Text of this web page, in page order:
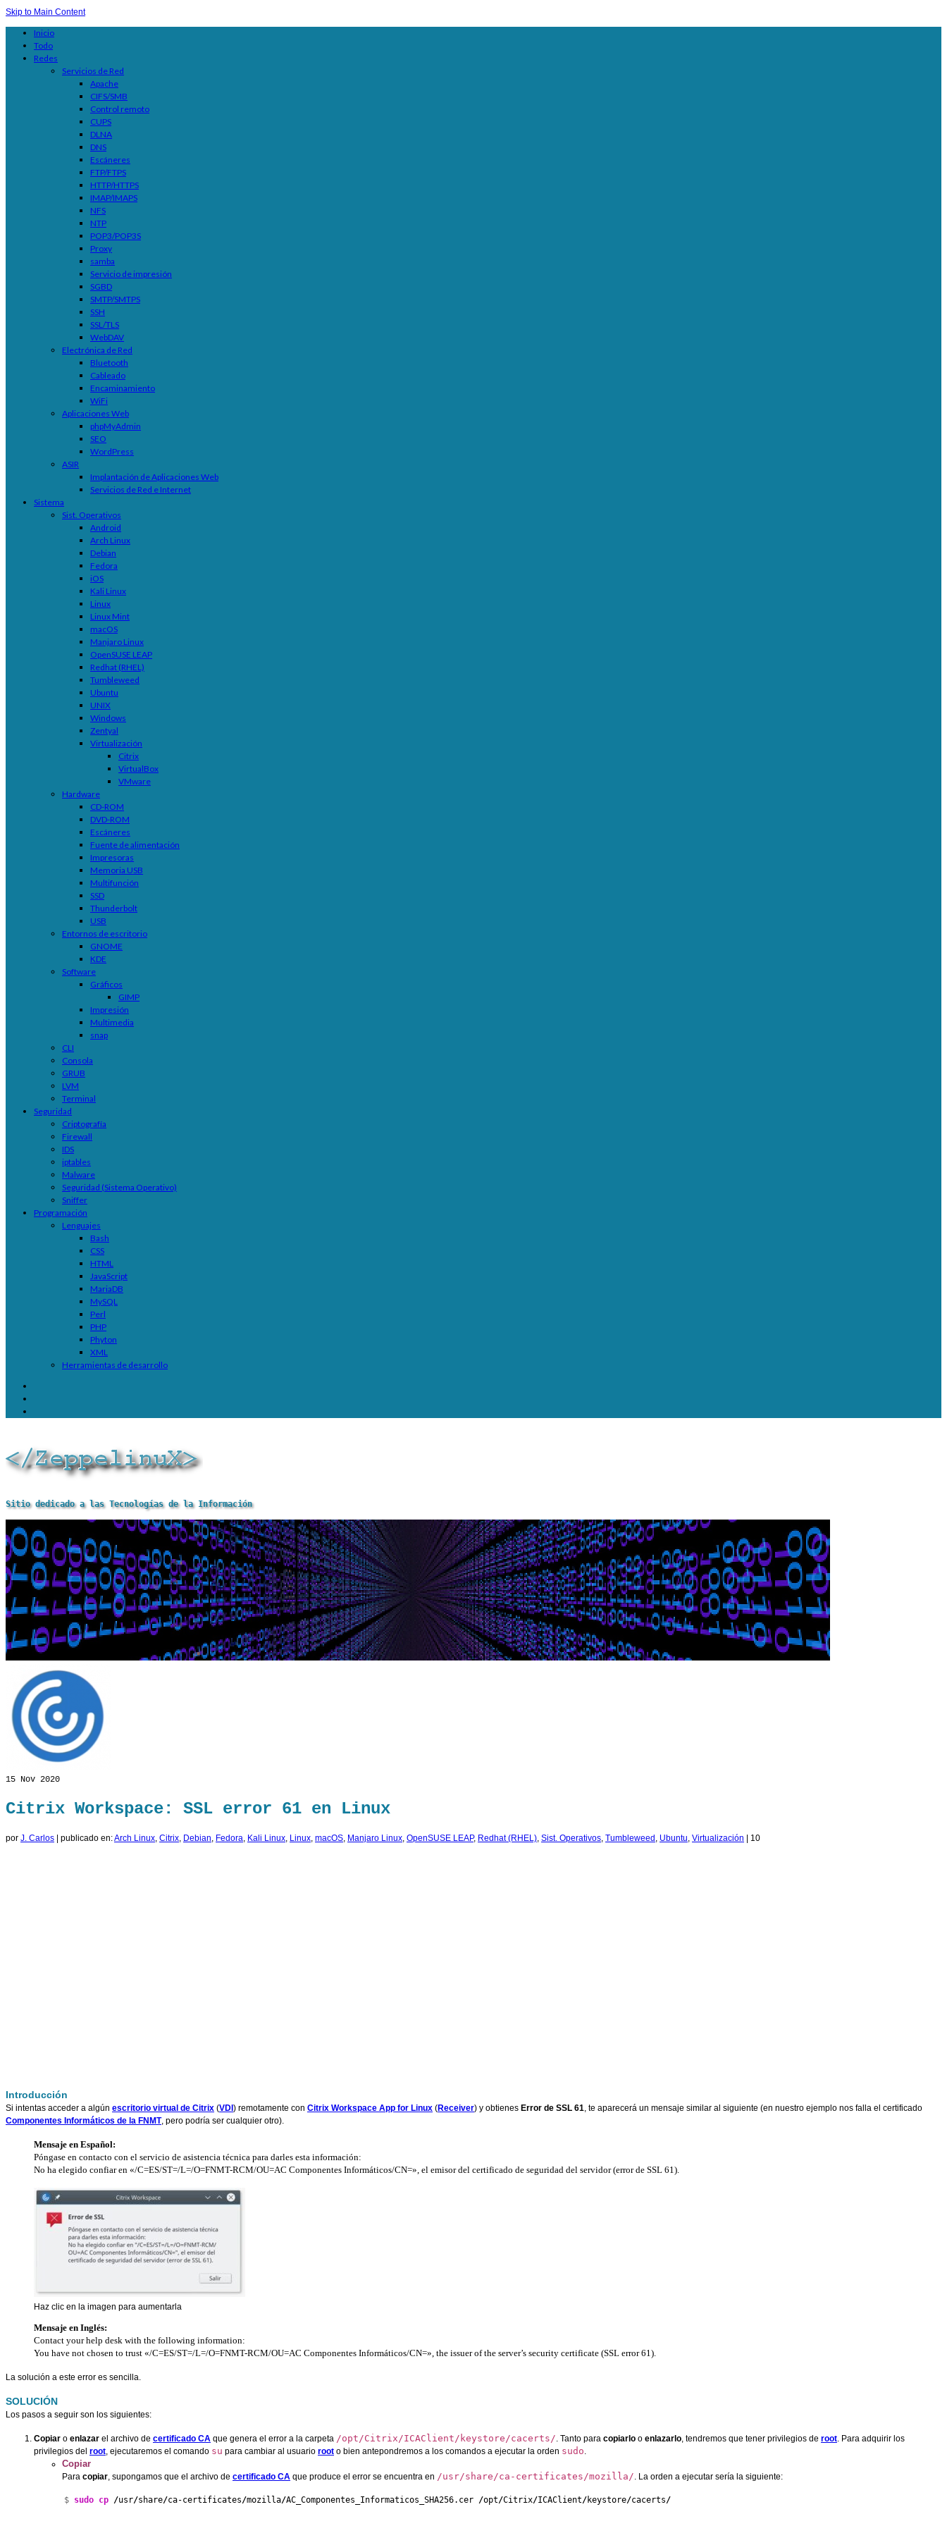
Skip to Main Content
Inicio
Todo
Redes
Servicios de Red
Apache
CIFS/SMB
Control remoto
CUPS
DLNA
DNS
Escáneres
FTP/FTPS
HTTP/HTTPS
IMAP/IMAPS
NFS
NTP
POP3/POP3S
Proxy
samba
Servicio de impresión
SGBD
SMTP/SMTPS
SSH
SSL/TLS
WebDAV
Electrónica de Red
Bluetooth
Cableado
Encaminamiento
WiFi
Aplicaciones Web
phpMyAdmin
SEO
WordPress
ASIR
Implantación de Aplicaciones Web
Servicios de Red e Internet
Sistema
Sist. Operativos
Android
Arch Linux
Debian
Fedora
iOS
Kali Linux
Linux
Linux Mint
macOS
Manjaro Linux
OpenSUSE LEAP
Redhat (RHEL)
Tumbleweed
Ubuntu
UNIX
Windows
Zentyal
Virtualización
Citrix
VirtualBox
VMware
Hardware
CD-ROM
DVD-ROM
Escáneres
Fuente de alimentación
Impresoras
Memoria USB
Multifunción
SSD
Thunderbolt
USB
Entornos de escritorio
GNOME
KDE
Software
Gráficos
GIMP
Impresión
Multimedia
snap
CLI
Consola
GRUB
LVM
Terminal
Seguridad
Criptografía
Firewall
IDS
iptables
Malware
Seguridad (Sistema Operativo)
Sniffer
Programación
Lenguajes
Bash
CSS
HTML
JavaScript
MariaDB
MySQL
Perl
PHP
Phyton
XML
Herramientas de desarrollo
Sitio dedicado a las Tecnologías de la Información
15 Nov 2020
Citrix Workspace: SSL error 61 en Linux
por J. Carlos | publicado en:Arch Linux, Citrix, Debian, Fedora, Kali Linux, Linux, macOS, Manjaro Linux, OpenSUSE LEAP, Redhat (RHEL), Sist. Operativos, Tumbleweed, Ubuntu, Virtualización | 10
Introducción
Si intentas acceder a algún escritorio virtual de Citrix (VDI) remotamente con Citrix Workspace App for Linux (Receiver) y obtienes Error de SSL 61, te aparecerá un mensaje similar al siguiente (en nuestro ejemplo nos falla el certificado
Componentes Informáticos de la FNMT, pero podría ser cualquier otro).
Mensaje en Español:
Póngase en contacto con el servicio de asistencia técnica para darles esta información:
No ha elegido confiar en «/C=ES/ST=/L=/O=FNMT-RCM/OU=AC Componentes Informáticos/CN=», el emisor del certificado de seguridad del servidor (error de SSL 61).
Haz clic en la imagen para aumentarla
Mensaje en Inglés:
Contact your help desk with the following information:
You have not chosen to trust «/C=ES/ST=/L=/O=FNMT-RCM/OU=AC Componentes Informáticos/CN=», the issuer of the server’s security certificate (SSL error 61).
La solución a este error es sencilla.
SOLUCIÓN
Los pasos a seguir son los siguientes:
Copiar o enlazar el archivo de certificado CA que genera el error a la carpeta /opt/Citrix/ICAClient/keystore/cacerts/. Tanto para copiarlo o enlazarlo, tendremos que tener privilegios de root. Para adquirir los
privilegios del root, ejecutaremos el comando su para cambiar al usuario root o bien antepondremos a los comandos a ejecutar la orden sudo.
Copiar
Para copiar, supongamos que el archivo de certificado CA que produce el error se encuentra en /usr/share/ca-certificates/mozilla/. La orden a ejecutar sería la siguiente:
$ sudo cp /usr/share/ca-certificates/mozilla/AC_Componentes_Informaticos_SHA256.cer /opt/Citrix/ICAClient/keystore/cacerts/